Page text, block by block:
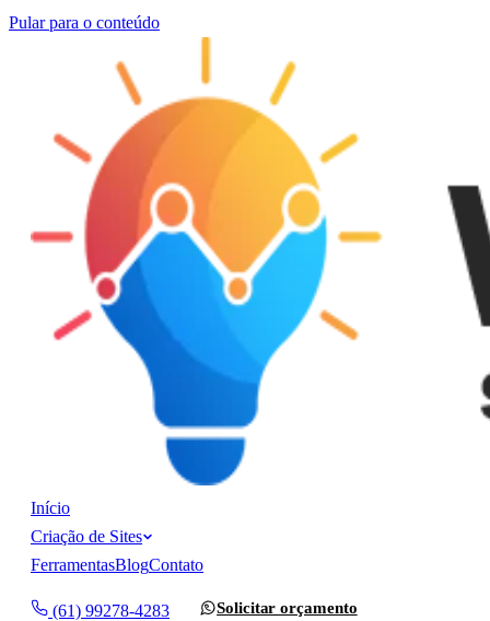
Pular para o conteúdo
Início
Criação de Sites
FerramentasBlogContato
(61) 99278-4283 Solicitar orçamento